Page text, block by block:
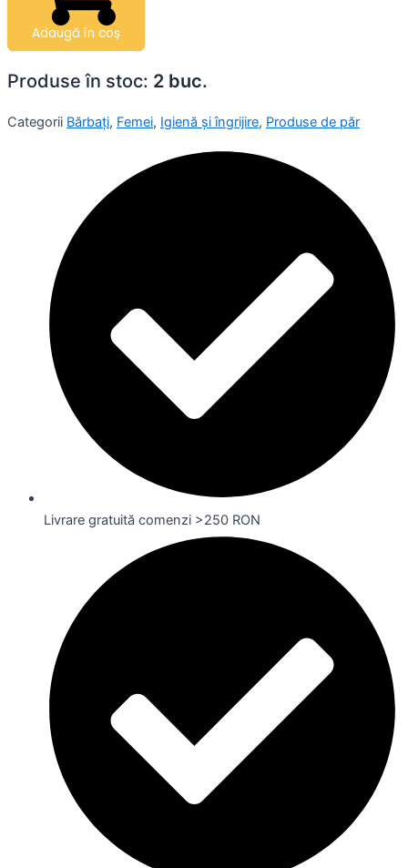
Adaugă în coș
Produse în stoc: 2 buc.
Categorii Bărbați, Femei, Igienă și îngrijire, Produse de păr
Livrare gratuită comenzi >250 RON